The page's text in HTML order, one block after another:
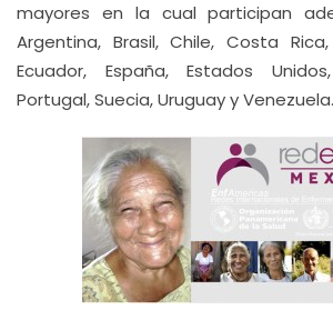
mayores en la cual participan
Argentina, Brasil, Chile, Costa
Ecuador, España, Estados
Portugal, Suecia, Uruguay y Venezuela.